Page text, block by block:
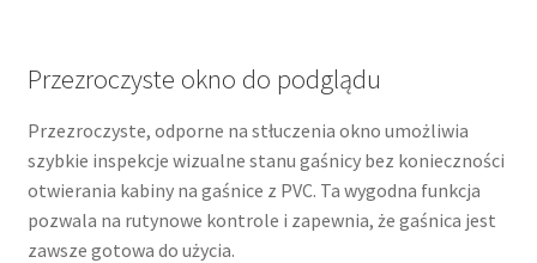
Przezroczyste okno do podglądu
Przezroczyste, odporne na stłuczenia okno umożliwia
szybkie inspekcje wizualne stanu gaśnicy bez konieczności
otwierania kabiny na gaśnice z PVC. Ta wygodna funkcja
pozwala na rutynowe kontrole i zapewnia, że gaśnica jest
zawsze gotowa do użycia.